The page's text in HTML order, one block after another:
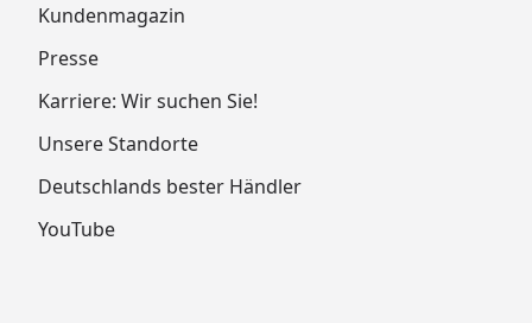
Kundenmagazin
Presse
Karriere: Wir suchen Sie!
Unsere Standorte
Deutschlands bester Händler
YouTube